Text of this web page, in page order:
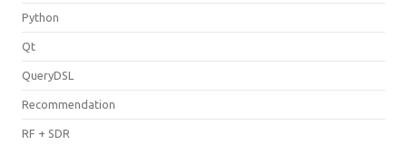
Python
Qt
QueryDSL
Recommendation
RF + SDR